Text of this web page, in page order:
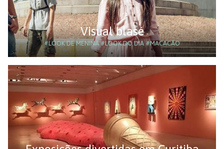
Visual blasé
#LOOK DE MENINA#LOOK DO DIA#MACACÃO